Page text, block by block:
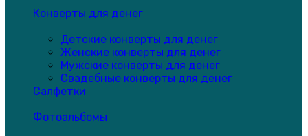
Конверты для денег
Детские конверты для денег
Женские конверты для денег
Мужские конверты для денег
Свадебные конверты для денег
Салфетки
Фотоальбомы